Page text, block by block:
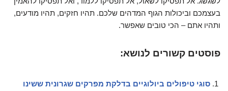
בעצמכם וביכולות הגוף המדהים שלכם. תהיו חזקים, תהיו מודעים,
ותהיו אתם – הכי טובים שאפשר.
פוסטים קשורים לנושא:
סוגי טיפולים ביולוגיים בדלקת מפרקים שגרונית ששינו